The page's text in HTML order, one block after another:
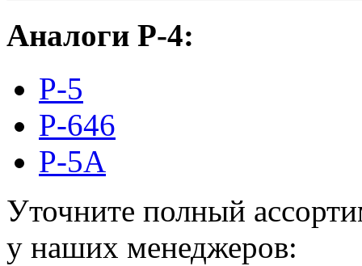
Аналоги P-4:
P-5
Р-646
P-5А
Уточните полный
у наших менеджеров: